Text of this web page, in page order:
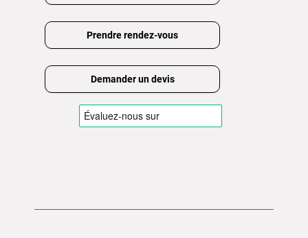
Prendre rendez-vous
Demander un devis